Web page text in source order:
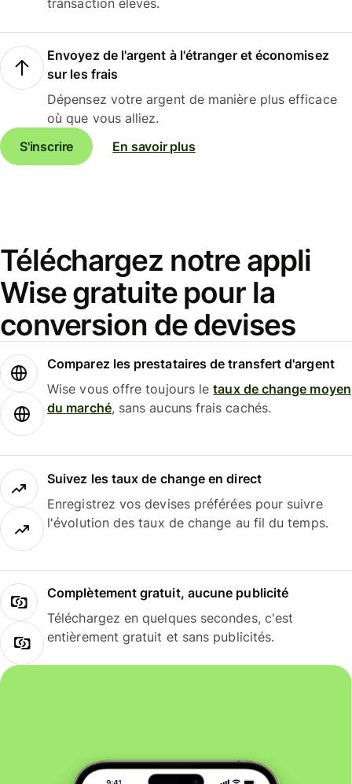
transaction élevés.
Envoyez de l'argent à l'étranger et économisez
sur les frais
Dépensez votre argent de manière plus efficace
où que vous alliez.
S'inscrire
En savoir plus
Téléchargez notre appli
Wise gratuite pour la
conversion de devises
Comparez les prestataires de transfert d'argent
Wise vous offre toujours letaux de change moyen
du marché, sans aucuns frais cachés.
Suivez les taux de change en direct
Enregistrez vos devises préférées pour suivre
l'évolution des taux de change au fil du temps.
Complètement gratuit, aucune publicité
Téléchargez en quelques secondes, c'est
entièrement gratuit et sans publicités.